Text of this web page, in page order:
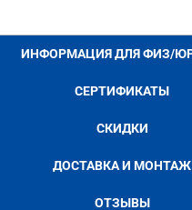
ИНФОРМАЦИЯ ДЛЯ ФИЗ/
СЕРТИФИКАТЫ
СКИДКИ
ДОСТАВКА И МОНТАЖ
ОТЗЫВЫ